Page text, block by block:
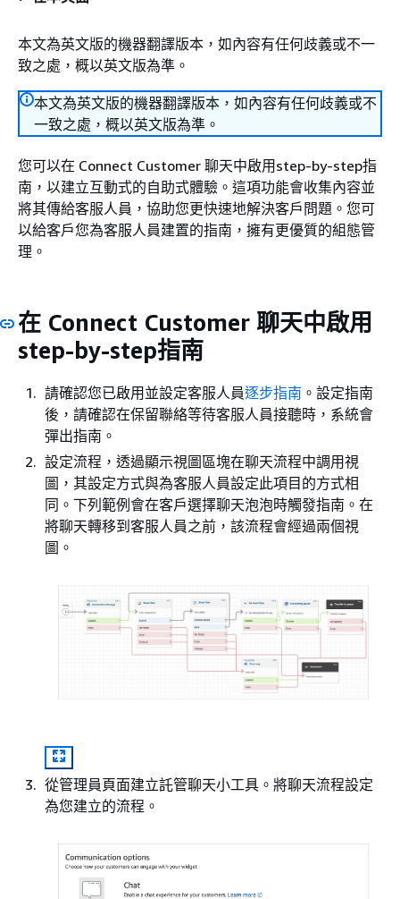
本文為英文版的機器翻譯版本，如內容有任何歧義或不一
致之處，概以英文版為準。
本文為英文版的機器翻譯版本，如內容有任何歧義或不
一致之處，概以英文版為準。
您可以在 Connect Customer 聊天中啟用step-by-step指
南，以建立互動式的自助式體驗。這項功能會收集內容並
將其傳給客服人員，協助您更快速地解決客戶問題。您可
以給客戶您為客服人員建置的指南，擁有更優質的組態管
理。
在 Connect Customer 聊天中啟用
step-by-step指南
請確認您已啟用並設定客服人員逐步指南 。設定指南
後，請確認在保留聯絡等待客服人員接聽時，系統會
彈出指南。
設定流程，透過顯示視圖區塊在聊天流程中調用視
圖，其設定方式與為客服人員設定此項目的方式相
同。下列範例會在客戶選擇聊天泡泡時觸發指南。在
將聊天轉移到客服人員之前，該流程會經過兩個視
圖。
從管理員頁面建立託管聊天小工具。將聊天流程設定
為您建立的流程。